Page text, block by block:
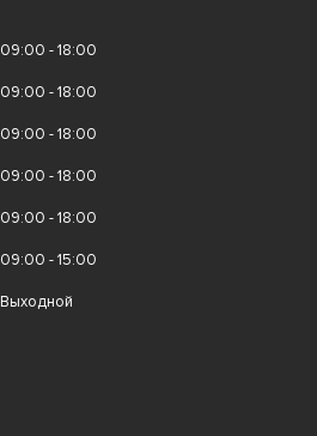
09:00 - 18:00
09:00 - 18:00
09:00 - 18:00
09:00 - 18:00
09:00 - 18:00
09:00 - 15:00
Выходной